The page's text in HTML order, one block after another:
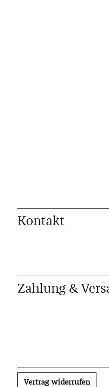
Kontakt
Zahlung &
Vertrag widerrufen